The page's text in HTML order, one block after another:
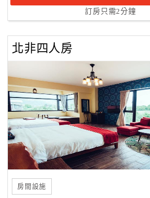
訂房只需2分鐘
北非四人房
房間設施